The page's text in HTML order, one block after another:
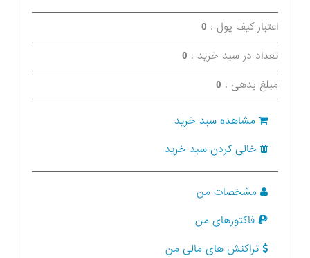
اعتبار کیف پول : 0
تعداد در سبد خرید : 0
مبلغ بدهی : 0
مشاهده سبد خرید
خالی کردن سبد خرید
مشخصات من
فاکتورهای من
تراکنش های مالی من